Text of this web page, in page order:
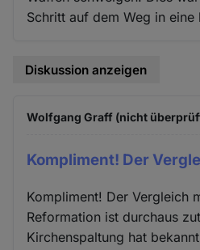
Schritt auf dem Weg in eine
Diskussion anzeigen
Wolfgang Graff (nicht
Kompliment! Der
Kompliment! Der Vergleich
Reformation ist durchaus
Kirchenspaltung hat